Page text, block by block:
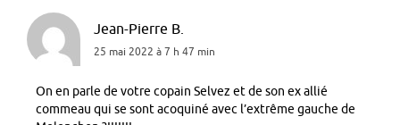
Jean-Pierre B.
25 mai 2022 à 7 h 47 min
On en parle de votre copain Selvez et de son ex allié
commeau qui se sont acoquiné avec l’extrême gauche de